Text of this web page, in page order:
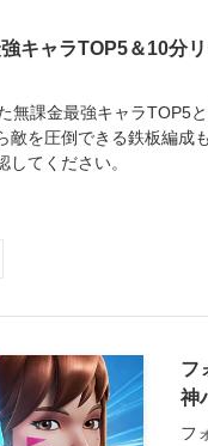
キャラTOP5＆10分
無課金最強キャラTOP5
敵を圧倒できる鉄板編成
てください。
フ
神
フ